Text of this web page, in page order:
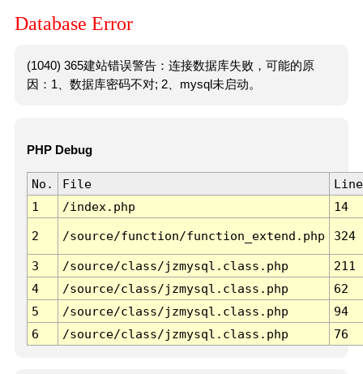
Database Error
(1040) 365建站错误警告：连接数据库失败，可能的原
因：1、数据库密码不对; 2、mysql未启动。
PHP Debug
No. File
Line
1
/index.php 14
2 /source/function/function_extend.php 324
3 /source/class/jzmysql.class.php
211
4
/source/class/jzmysql.class.php
62
5
/source/class/jzmysql.class.php
94
6
/source/class/jzmysql.class.php 76